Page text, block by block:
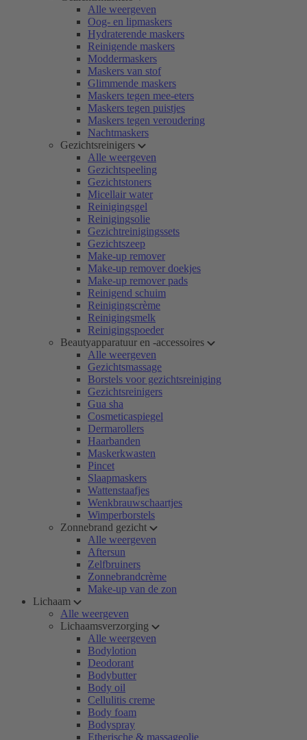
Alle weergeven
Oog- en lipmaskers
Hydraterende maskers
Reinigende maskers
Moddermaskers
Maskers van stof
Glimmende maskers
Maskers tegen mee-eters
Maskers tegen puistjes
Maskers tegen veroudering
Nachtmaskers
Gezichtsreinigers
Alle weergeven
Gezichtspeeling
Gezichtstoners
Micellair water
Reinigingsgel
Reinigingsolie
Gezichtreinigingssets
Gezichtszeep
Make-up remover
Make-up remover doekjes
Make-up remover pads
Reinigend schuim
Reinigingscrème
Reinigingsmelk
Reinigingspoeder
Beautyapparatuur en -accessoires
Alle weergeven
Gezichtsmassage
Borstels voor gezichtsreiniging
Gezichtsreinigers
Gua sha
Cosmeticaspiegel
Dermarollers
Haarbanden
Maskerkwasten
Pincet
Slaapmaskers
Wattenstaafjes
Wenkbrauwschaartjes
Wimperborstels
Zonnebrand gezicht
Alle weergeven
Aftersun
Zelfbruiners
Zonnebrandcrème
Make-up van de zon
Lichaam
Alle weergeven
Lichaamsverzorging
Alle weergeven
Bodylotion
Deodorant
Bodybutter
Body oil
Cellulitis creme
Body foam
Bodyspray
Etherische & massageolie